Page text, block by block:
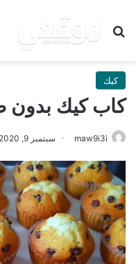
بحث عن
كيك
كاب كيك بدون
maw9i3i سبتمبر 9, 2020